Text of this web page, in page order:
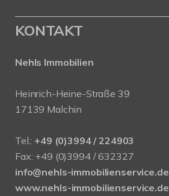
KONTAKT
Nehls Immobilien
Heinrich-Heine-Straße 39
17139 Malchin
Tel.: +49 (0)3994 / 224903
Fax: +49 (0)3994 / 632327
info@nehls-immobilienservice.de
www.nehls-immobilienservice.de